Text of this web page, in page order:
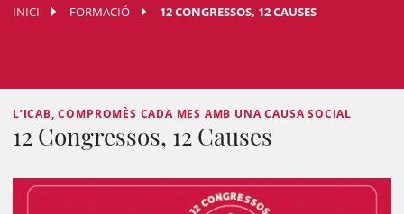
INICI FORMACIÓ 12 CONGRESSOS, 12 CAUSES
L’ICAB, COMPROMÈS CADA MES AMB UNA CAUSA SOCIAL
12 Congressos, 12 Causes